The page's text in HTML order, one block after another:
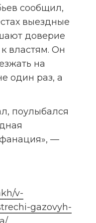
сообщил,
выездные
доверие
властям. Он
на
один раз, а
поулыбался
—
v-
gazovyh-